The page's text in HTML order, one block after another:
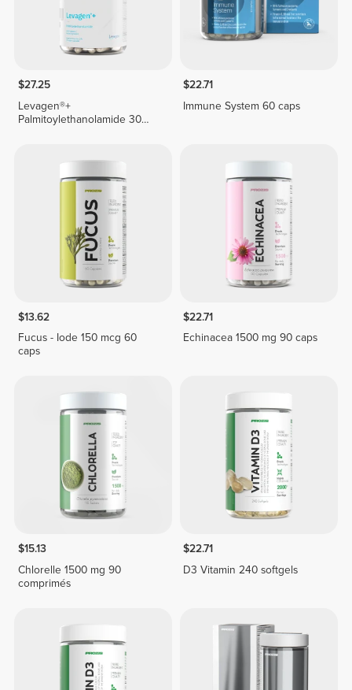
$27.25
Levagen®+
Palmitoylethanolamide 30
$22.71
Immune System 60 caps
$13.62
Fucus - Iode 150 mcg 60
caps
$22.71
Echinacea 1500 mg 90 caps
$15.13
Chlorelle 1500 mg 90
comprimés
$22.71
D3 Vitamin 240 softgels